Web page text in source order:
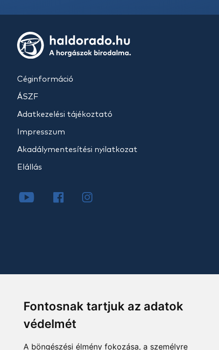
Fontosnak tartjuk az adatok
védelmét
A böngészési élmény fokozása, a személyre
Céginformáció
ÁSZF
Adatkezelési tájékoztató
Impresszum
Akadálymentesítési nyilatkozat
Elállás